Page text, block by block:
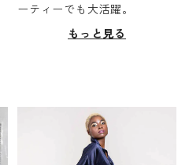
ーティーでも大活躍。
もっと見る